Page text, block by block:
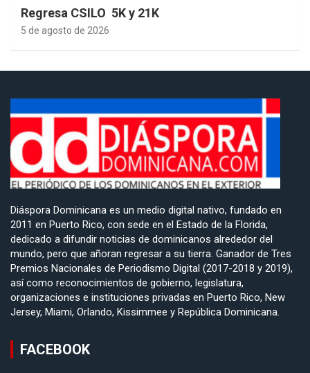
Regresa CSILO 5K y 21K
5 de agosto de 2026
Diáspora Dominicana es un medio digital nativo, fundado en
2011 en Puerto Rico, con sede en el Estado de la Florida,
dedicado a difundir noticias de dominicanos alrededor del
mundo, pero que añoran regresar a su tierra. Ganador de Tres
Premios Nacionales de Periodismo Digital (2017-2018 y 2019),
así como reconocimientos de gobierno, legislatura,
organizaciones e instituciones privadas en Puerto Rico, New
Jersey, Miami, Orlando, Kissimmee y República Dominicana.
FACEBOOK